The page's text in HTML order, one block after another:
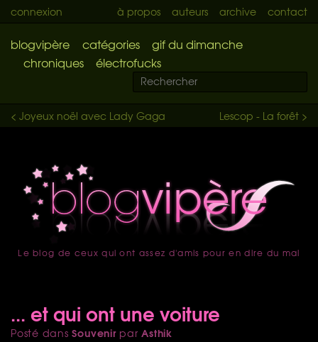
connexion à propos auteurs archive contact
blogvipère catégories
gif du dimanche
chroniques
électrofucks
Lescop - La forêt >
< Joyeux noël avec Lady Gaga
accueil
Le blog de ceux qui ont assez d'amis pour en dire du mal
... et qui ont une voiture
Posté dansSouvenirparAsthik